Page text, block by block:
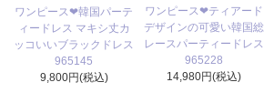
ワンピース❤韓国パーテ
ィードレス マキシ丈カ
ッコいいブラックドレス
965145
9,800円(税込)
ワンピース❤ティアード
デザインの可愛い韓国総
レースパーティードレス
965228
14,980円(税込)